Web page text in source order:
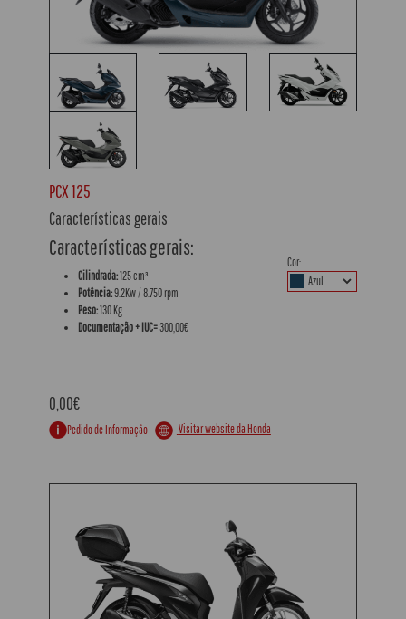
PCX 125
Características gerais
Características gerais:
Cilindrada:125 cm³
Potência:9.2Kw / 8.750 rpm
Peso:130 Kg
Documentação + IUC=300,00€
Cor:
0,00€
Pedido de Informação Visitar website da Honda